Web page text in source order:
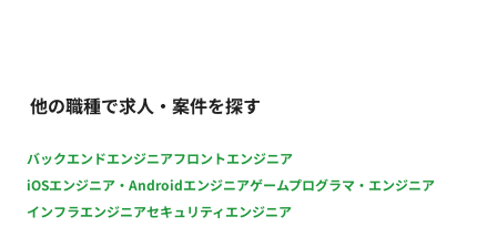
他の職種で求人・案件を探す
バックエンドエンジニアフロントエンジニア
iOSエンジニア・Androidエンジニアゲームプログラマ・エンジニア
インフラエンジニアセキュリティエンジニア